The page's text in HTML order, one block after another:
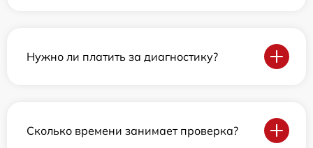
Нужно ли платить за диагностику?
Сколько времени занимает проверка?